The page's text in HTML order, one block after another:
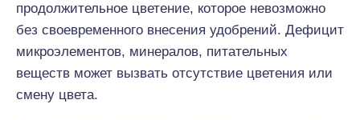
продолжительное цветение, которое невозможно
без своевременного внесения удобрений. Дефицит
микроэлементов, минералов, питательных
веществ может вызвать отсутствие цветения или
смену цвета.